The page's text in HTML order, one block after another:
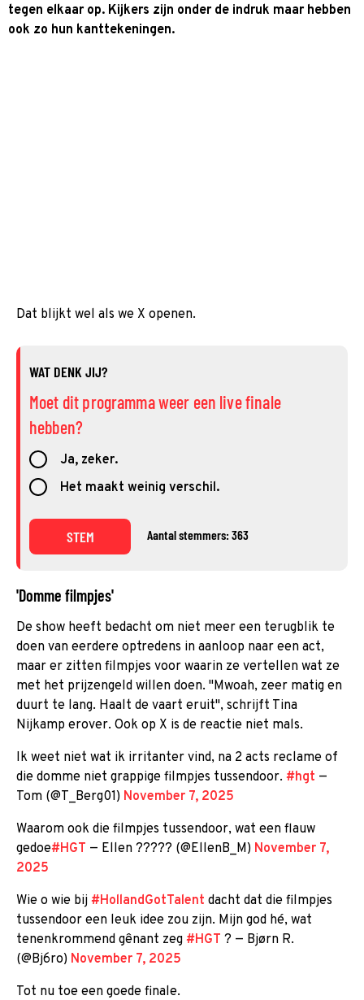
tegen elkaar op. Kijkers zijn onder de indruk maar hebben
ook zo hun kanttekeningen.
Dat blijkt wel als we X openen.
WAT DENK JIJ?
Moet dit programma weer een live finale
hebben?
Ja, zeker.
Het maakt weinig verschil.
STEM Aantal stemmers: 363
'Domme filmpjes'
De show heeft bedacht om niet meer een terugblik te
doen van eerdere optredens in aanloop naar een act,
maar er zitten filmpjes voor waarin ze vertellen wat ze
met het prijzengeld willen doen. "Mwoah, zeer matig en
duurt te lang. Haalt de vaart eruit", schrijft Tina
Nijkamp erover. Ook op X is de reactie niet mals.
Ik weet niet wat ik irritanter vind, na 2 acts reclame of
die domme niet grappige filmpjes tussendoor. #hgt —
Tom (@T_Berg01) November 7, 2025
Waarom ook die filmpjes tussendoor, wat een flauw
gedoe#HGT — Ellen ????? (@EllenB_M) November 7,
2025
Wie o wie bij #HollandGotTalent dacht dat die filmpjes
tussendoor een leuk idee zou zijn. Mijn god hé, wat
tenenkrommend gênant zeg #HGT ? — Bjørn R.
(@Bj6ro) November 7, 2025
Tot nu toe een goede finale.